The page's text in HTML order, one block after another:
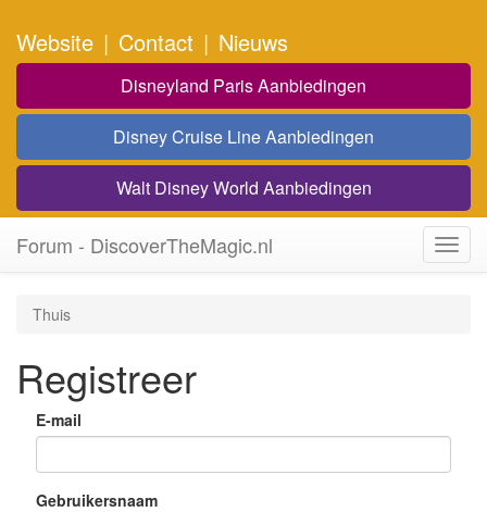
Website | Contact | Nieuws
Disneyland Paris Aanbiedingen
Disney Cruise Line Aanbiedingen
Walt Disney World Aanbiedingen
Forum - DiscoverTheMagic.nl
Thuis
Registreer
E-mail
Gebruikersnaam